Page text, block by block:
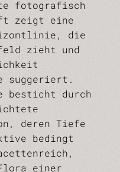
fotografisch
zeigt eine
die
zieht und
suggeriert.
besticht durch
deren Tiefe
bedingt
einer